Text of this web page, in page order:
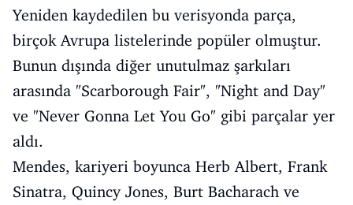
Yeniden kaydedilen bu verisyonda parça,
birçok Avrupa listelerinde popüler olmuştur.
Bunun dışında diğer unutulmaz şarkıları
arasında "Scarborough Fair", "Night and Day"
ve "Never Gonna Let You Go" gibi parçalar yer
aldı.
Mendes, kariyeri boyunca Herb Albert, Frank
Sinatra, Quincy Jones, Burt Bacharach ve